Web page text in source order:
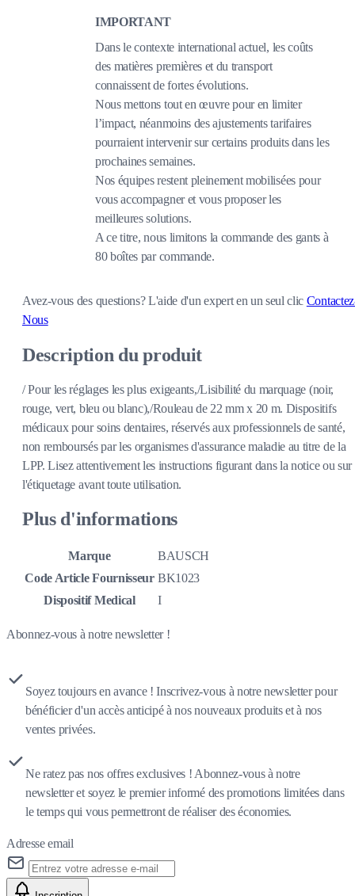
IMPORTANT
Dans le contexte international actuel, les coûts
des matières premières et du transport
connaissent de fortes évolutions.
Nous mettons tout en œuvre pour en limiter
l’impact, néanmoins des ajustements tarifaires
pourraient intervenir sur certains produits dans les
prochaines semaines.
Nos équipes restent pleinement mobilisées pour
vous accompagner et vous proposer les
meilleures solutions.
A ce titre, nous limitons la commande des gants à
80 boîtes par commande.
Avez-vous des questions?L'aide d'un expert en un seul clic
Nous
Description du produit
/ Pour les réglages les plus exigeants,/Lisibilité du marquage (noir,
rouge, vert, bleu ou blanc),/Rouleau de 22 mm x 20 m. Dispositifs
médicaux pour soins dentaires, réservés aux professionnels de santé,
non remboursés par les organismes d'assurance maladie au titre de la
LPP. Lisez attentivement les instructions figurant dans la notice ou sur
l'étiquetage avant toute utilisation.
Plus d'informations
Marque
BAUSCH
Code Article Fournisseur BK1023
Dispositif Medical
I
Abonnez-vous à notre newsletter !
Soyez toujours en avance ! Inscrivez-vous à notre newsletter pour
bénéficier d'un accès anticipé à nos nouveaux produits et à nos
ventes privées.
Ne ratez pas nos offres exclusives ! Abonnez-vous à notre
newsletter et soyez le premier informé des promotions limitées dans
le temps qui vous permettront de réaliser des économies.
Adresse email